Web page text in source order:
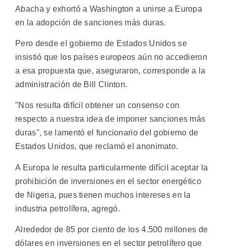
Abacha y exhortó a Washington a unirse a Europa
en la adopción de sanciones más duras.
Pero desde el gobierno de Estados Unidos se
insistió que los países europeos aún no accedieron
a esa propuesta que, aseguraron, corresponde a la
administración de Bill Clinton.
"Nos resulta difícil obtener un consenso con
respecto a nuestra idea de imponer sanciones más
duras", se lamentó el funcionario del gobierno de
Estados Unidos, que reclamó el anonimato.
A Europa le resulta particularmente difícil aceptar la
prohibición de inversiones en el sector energético
de Nigeria, pues tienen muchos intereses en la
industria petrolífera, agregó.
Alrededor de 85 por ciento de los 4.500 millones de
dólares en inversiones en el sector petrolífero que